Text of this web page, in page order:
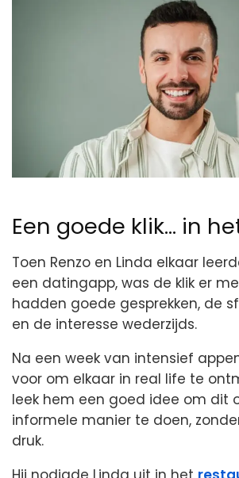
Een goede klik… in
Toen Renzo en Linda elkaar
een datingapp, was de klik er
hadden goede gesprekken, de
en de interesse wederzijds.
Na een week van intensief
voor om elkaar in real life te
leek hem een goed idee om dit
informele manier te doen,
druk.